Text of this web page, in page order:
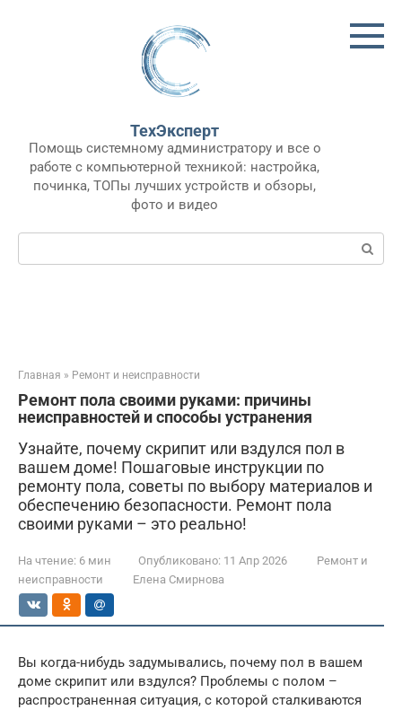
ТехЭксперт
Помощь системному администратору и все о
работе с компьютерной техникой: настройка,
починка, ТОПы лучших устройств и обзоры,
фото и видео
Поиск:
Главная » Ремонт и неисправности
Ремонт пола своими руками: причины
неисправностей и способы устранения
Узнайте, почему скрипит или вздулся пол в
вашем доме! Пошаговые инструкции по
ремонту пола, советы по выбору материалов и
обеспечению безопасности. Ремонт пола
своими руками – это реально!
На чтение: 6 мин Опубликовано: 11 Апр 2026
Ремонт и
неисправности
Елена Смирнова
Вы когда-нибудь задумывались, почему пол в вашем
доме скрипит или вздулся? Проблемы с полом –
распространенная ситуация, с которой сталкиваются